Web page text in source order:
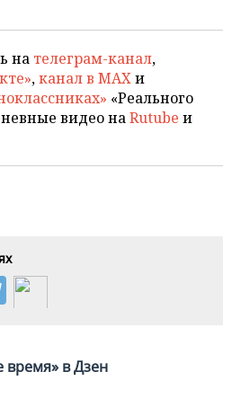
на телеграм-канал,
,канал в MAXи
«Реального
видео наRutube и
время» в Дзен